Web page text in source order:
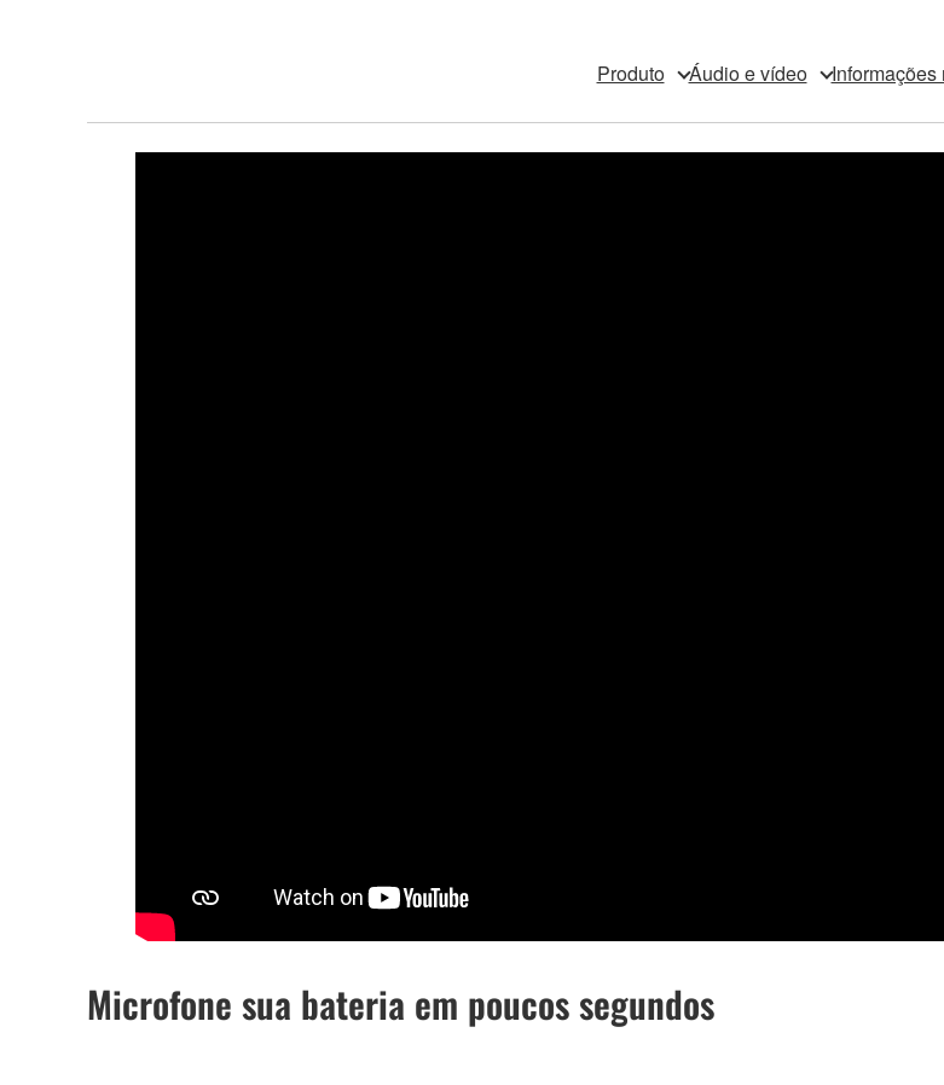
Produto Áudio e vídeo
Microfone sua bateria em poucos segundos